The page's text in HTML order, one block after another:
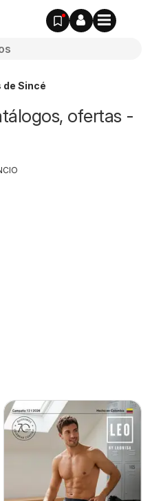
de Sincé
ofertas -